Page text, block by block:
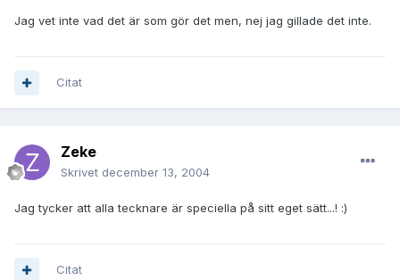
Jag vet inte vad det är som gör det men, nej jag gillade det inte.
Citat
Zeke
Skrivet december 13, 2004
Jag tycker att alla tecknare är speciella på sitt eget sätt...! :)
Citat